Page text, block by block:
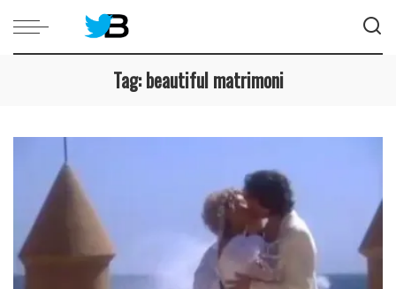
Tag:beautiful matrimoni